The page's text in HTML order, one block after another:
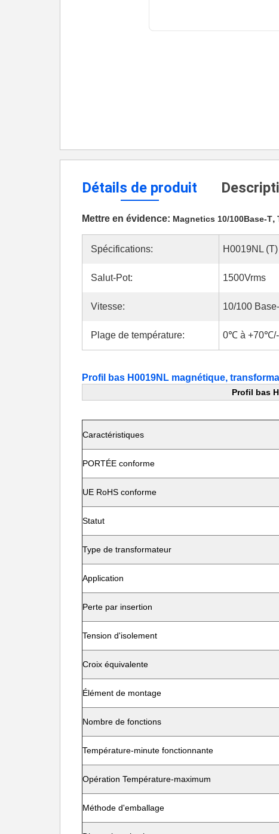
Détails de produit
Mettre en évidence: Magnetics 10/100Base-T,
Spécifications: H0019NL (T)
Salut-Pot: 1500Vrms
Vitesse: 10/100
Plage de température: 0℃ à
Profil bas H0019NL magnétique,
Profil bas
Caractéristiques
PORTÉE conforme
UE RoHS conforme
Statut
Type de transformateur
Application
Perte par insertion
Tension d'isolement
Croix équivalente
Élément de montage
Nombre de fonctions
Température-minute fonctionnante
Opération Température-maximum
Méthode d'emballage